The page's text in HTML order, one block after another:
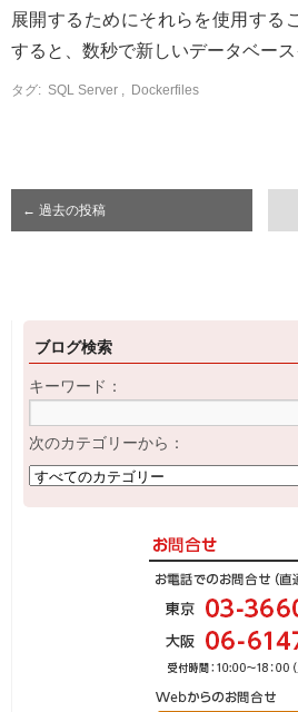
展開するためにそれらを使用する
すると、数秒で新しいデータベー
タグ: SQL Server , Dockerfiles
← 過去の投稿
ブログ検索
キーワード：
次のカテゴリーから：